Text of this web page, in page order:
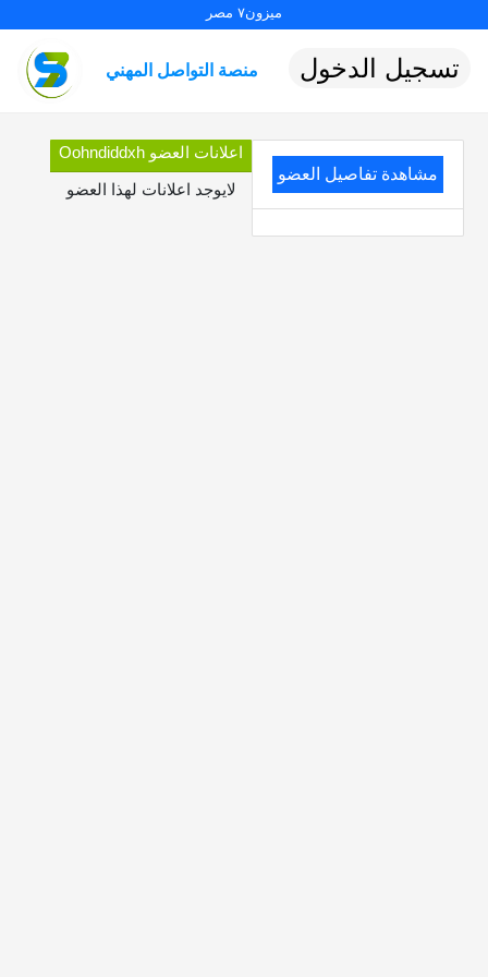
ميزون٧ مصر
منصة التواصل المهني تسجيل الدخول
مشاهدة تفاصيل العضو
اعلانات العضو Oohndiddxh
لايوجد اعلانات لهذا العضو